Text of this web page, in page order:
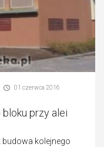
01 czerwca 2016
przy alei
budowa kolejnego